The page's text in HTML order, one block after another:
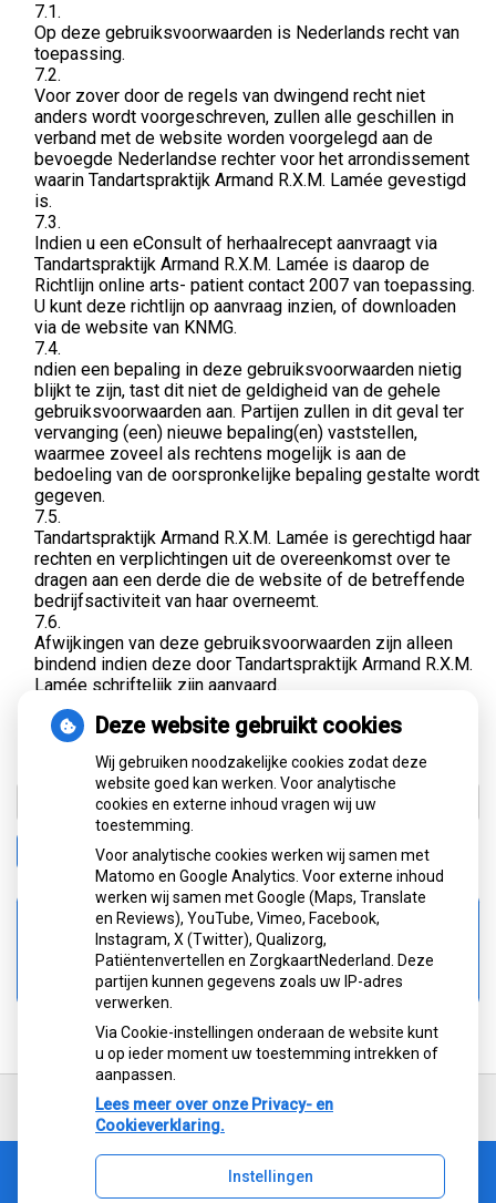
7.1.
Op deze gebruiksvoorwaarden is Nederlands recht van
toepassing.
7.2.
Voor zover door de regels van dwingend recht niet
anders wordt voorgeschreven, zullen alle geschillen in
verband met de website worden voorgelegd aan de
bevoegde Nederlandse rechter voor het arrondissement
waarin Tandartspraktijk Armand R.X.M. Lamée gevestigd
is.
7.3.
Indien u een eConsult of herhaalrecept aanvraagt via
Tandartspraktijk Armand R.X.M. Lamée is daarop de
Richtlijn online arts- patient contact 2007 van toepassing.
U kunt deze richtlijn op aanvraag inzien, of downloaden
via de website van KNMG.
7.4.
ndien een bepaling in deze gebruiksvoorwaarden nietig
blijkt te zijn, tast dit niet de geldigheid van de gehele
gebruiksvoorwaarden aan. Partijen zullen in dit geval ter
vervanging (een) nieuwe bepaling(en) vaststellen,
waarmee zoveel als rechtens mogelijk is aan de
bedoeling van de oorspronkelijke bepaling gestalte wordt
gegeven.
7.5.
Tandartspraktijk Armand R.X.M. Lamée is gerechtigd haar
rechten en verplichtingen uit de overeenkomst over te
dragen aan een derde die de website of de betreffende
bedrijfsactiviteit van haar overneemt.
7.6.
Afwijkingen van deze gebruiksvoorwaarden zijn alleen
bindend indien deze door Tandartspraktijk Armand R.X.M.
Lamée schriftelijk zijn aanvaard.
7.7.
Vragen die ontstaan zijn na het lezen van deze
gebruiksvoorwaarden kunt u stellen via de praktijk.
Zoeken
Spoed
0900-8602
de
Deze website gebruikt cookies
Wij gebruiken noodzakelijke cookies zodat deze
website goed kan werken. Voor analytische
cookies en externe inhoud vragen wij uw
toestemming.
Voor analytische cookies werken wij samen met
Matomo en Google Analytics. Voor externe inhoud
werken wij samen met Google (Maps, Translate
en Reviews), YouTube, Vimeo, Facebook,
Instagram, X (Twitter), Qualizorg,
Patiëntenvertellen en ZorgkaartNederland. Deze
partijen kunnen gegevens zoals uw IP-adres
verwerken.
Via Cookie-instellingen onderaan de website kunt
u op ieder moment uw toestemming intrekken of
aanpassen.
Lees meer over onze Privacy- en
Cookieverklaring.
Instellingen